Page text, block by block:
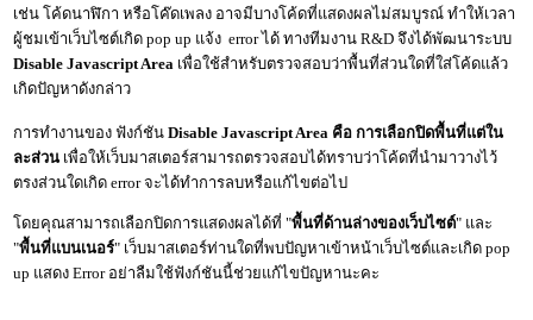
เช่น โค้ดนาฬิกา หรือโค๊ดเพลง อาจมีบางโค้ดที่แสดงผลไม่สมบูรณ์ ทำให้เวลา
ผู้ชมเข้าเว็บไซต์เกิด pop up แจ้ง error ได้ ทางทีมงาน R&D จึงได้พัฒนาระบบ
Disable Javascript Area เพื่อใช้สำหรับตรวจสอบว่าพื้นที่ส่วนใดที่ใส่โค้ดแล้ว
เกิดปัญหาดังกล่าว
การทำงานของ ฟังก์ชันDisable Javascript Area คือ การเลือกปิดพื้นที่แต่ใน
ละส่วน เพื่อให้เว็บมาสเตอร์สามารถตรวจสอบได้ทราบว่าโค้ดที่นำมาวางไว้
ตรงส่วนใดเกิด error จะได้ทำการลบหรือแก้ไขต่อไป
โดยคุณสามารถเลือกปิดการแสดงผลได้ที่ "พื้นที่ด้านล่างของเว็บไซต์" และ
"พื้นที่แบนเนอร์" เว็บมาสเตอร์ท่านใดที่พบปัญหาเข้าหน้าเว็บไซต์และเกิด pop
up แสดง Error อย่าลืมใช้ฟังก์ชันนี้ช่วยแก้ไขปัญหานะคะ